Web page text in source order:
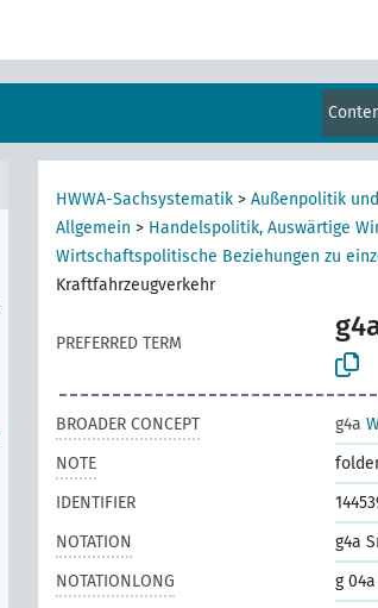
HWWA-Sachsystematik > Außenpolitik
Allgemein > Handelspolitik, Auswärtige
Wirtschaftspolitische Beziehungen zu
Kraftfahrzeugverkehr
PREFERRED TERM
BROADER CONCEPT g4a
NOTE
IDENTIFIER
NOTATION
g4a
NOTATIONLONG
g